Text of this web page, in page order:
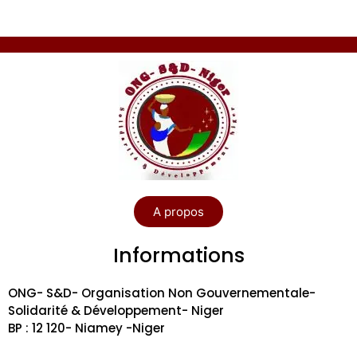
A propos
Informations
ONG- S&D- Organisation Non Gouvernementale-
Solidarité & Développement- Niger
BP : 12 120- Niamey -Niger